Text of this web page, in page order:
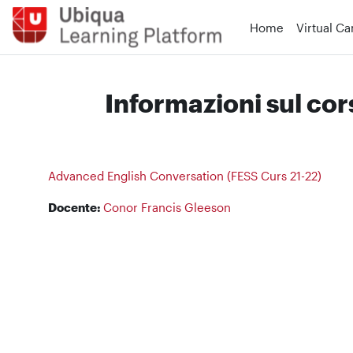
Vai al contenuto principale
Home
Virtual
Informazioni sul
Advanced English Conversation (FESS Curs 21-22)
Docente: Conor Francis Gleeson